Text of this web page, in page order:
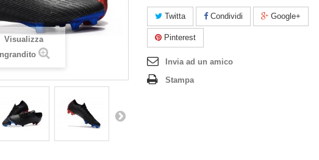
Visualizza
Twitta Condividi Google+
Pinterest
Invia ad un amico
Stampa